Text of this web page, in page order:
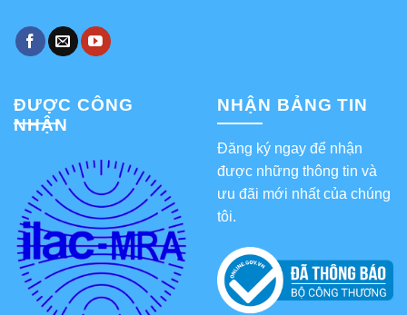
ĐƯỢC CÔNG
NHẬN
NHẬN BẢNG TIN
Đăng ký ngay để nhận
được những thông tin và
ưu đãi mới nhất của chúng
tôi.